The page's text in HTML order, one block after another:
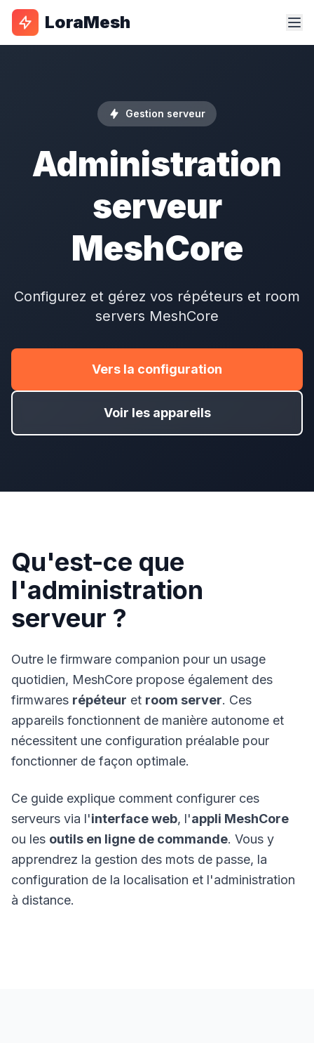
LoraMesh
Gestion serveur
Administration
serveur
MeshCore
Configurez et gérez vos répéteurs et room
servers MeshCore
Vers la configuration
Voir les appareils
Qu'est-ce que
l'administration
serveur ?
Outre le firmware companion pour un usage
quotidien, MeshCore propose également des
firmwares répéteur et room server. Ces
appareils fonctionnent de manière autonome et
nécessitent une configuration préalable pour
fonctionner de façon optimale.
Ce guide explique comment configurer ces
serveurs via l'interface web, l'appli MeshCore
ou les outils en ligne de commande. Vous y
apprendrez la gestion des mots de passe, la
configuration de la localisation et l'administration
à distance.